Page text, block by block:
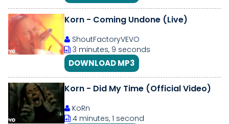
Korn - Coming Undone (Live)
ShoutFactoryVEVO
3 minutes, 9 seconds
DOWNLOAD MP3
Korn - Did My Time (Official Video)
KoRn
4 minutes, 1 second